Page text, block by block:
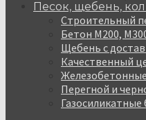
Песок, щебень,
Строительный
Бетон М200,
Щебень с
Качественный
Перегной и
Газосиликатные